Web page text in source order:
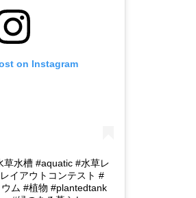
on Instagram
草水槽 #aquatic #水草レ
イアウトコンテスト #
ム #植物 #plantedtank